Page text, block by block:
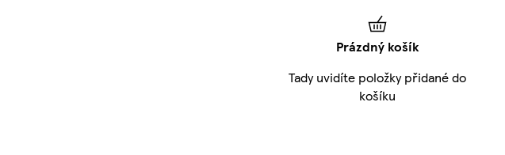
Prázdný košík
Tady uvidíte položky přidané do
košíku